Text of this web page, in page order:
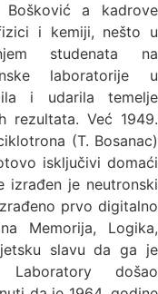
a kadrove
i kemiji, nešto u
studenata na
laboratorije u
i udarila temelje
rezultata. Već 1949.
(T. Bosanac)
isključivi domaći
izrađen je neutronski
prvo digitalno
Memorija, Logika,
slavu da ga je
došao